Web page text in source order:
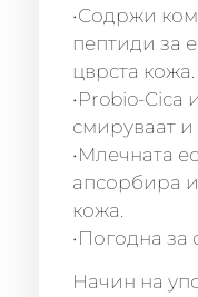
•Содржи
пептиди за
цврста кожа.
•Probio-Cica
смируваат и
•Млечната
апсорбира и
кожа.
•Погодна за
Начин на